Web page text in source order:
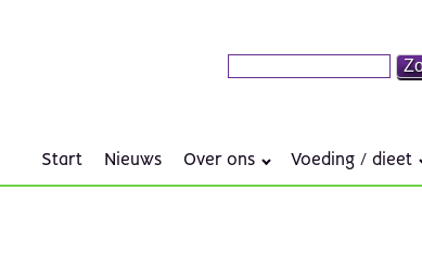
Start Nieuws Over ons Voeding / dieet